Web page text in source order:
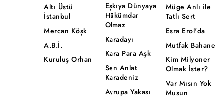
Altı Üstü
İstanbul
Mercan Köşk
A.B.İ.
Kuruluş Orhan
Eşkıya Dünyaya
Hükümdar
Olmaz
Karadayı
Kara Para Aşk
Sen Anlat
Karadeniz
Avrupa Yakası
Müge Anlı ile
Tatlı Sert
Esra Erol'da
Mutfak Bahane
Kim Milyoner
Olmak İster?
Var Mısın Yok
Musun